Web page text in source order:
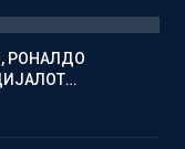
РОНАЛДО